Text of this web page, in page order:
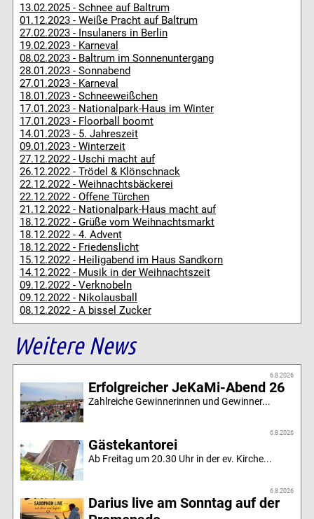
13.02.2025 - Schnee auf Baltrum
01.12.2023 - Weiße Pracht auf Baltrum
27.02.2023 - Insulaners in Berlin
19.02.2023 - Karneval
08.02.2023 - Baltrum im Sonnenuntergang
28.01.2023 - Sonnabend
27.01.2023 - Karneval
18.01.2023 - Schneeweißchen
17.01.2023 - Nationalpark-Haus im Winter
17.01.2023 - Floorball boomt
14.01.2023 - 5. Jahreszeit
09.01.2023 - Winterzeit
27.12.2022 - Uschi macht auf
26.12.2022 - Trödel & Klönschnack
22.12.2022 - Weihnachtsbäckerei
22.12.2022 - Offene Türchen
21.12.2022 - Nationalpark-Haus macht auf
18.12.2022 - Grüße vom Weihnachtsmarkt
18.12.2022 - 4. Advent
18.12.2022 - Friedenslicht
15.12.2022 - Heiligabend im Haus Sandkorn
14.12.2022 - Musik in der Weihnachtszeit
09.12.2022 - Verknobeln
09.12.2022 - Nikolausball
08.12.2022 - A bissel Zucker
Weitere News
6.8.2026
Erfolgreicher JeKaMi-Abend 26
Zahlreiche Gewinnerinnen und Gewinner...
6.8.2026
Gästekantorei
Ab Freitag um 20.30 Uhr in der ev. Kirche...
6.8.2026
Darius live am Sonntag auf der